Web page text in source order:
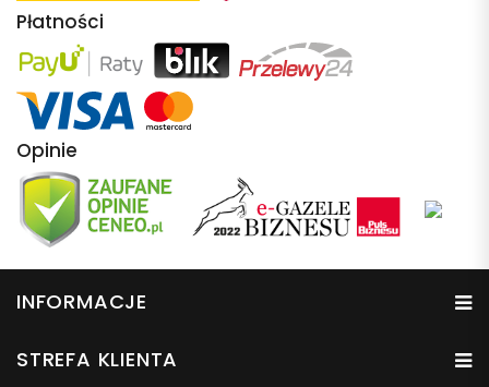
Płatności
Opinie
INFORMACJE
STREFA KLIENTA